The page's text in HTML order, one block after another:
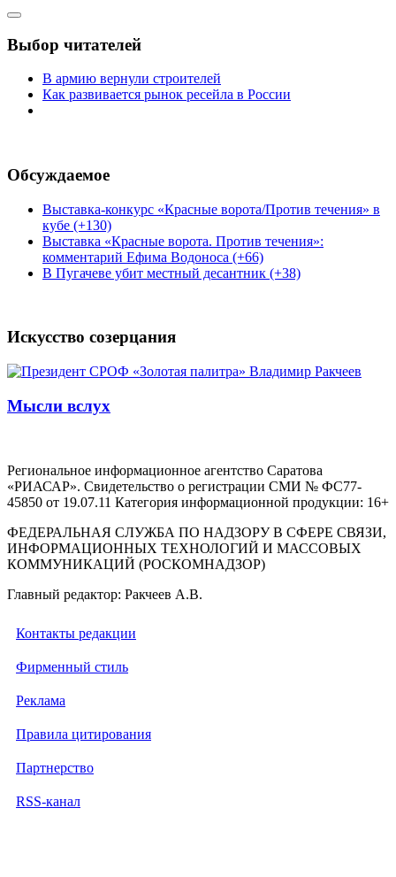
Выбор читателей
В армию вернули строителей
Как развивается рынок ресейла в России
Обсуждаемое
Выставка-конкурс «Красные ворота/Против течения» в
кубе (+130)
Выставка «Красные ворота. Против течения»:
комментарий Ефима Водоноса (+66)
В Пугачеве убит местный десантник (+38)
Искусство созерцания
Мысли вслух
Региональное информационное агентство Саратова
«РИАСАР». Свидетельство о регистрации СМИ № ФС77-
45850 от 19.07.11 Категория информационной продукции: 16+
ФЕДЕРАЛЬНАЯ СЛУЖБА ПО НАДЗОРУ В СФЕРЕ СВЯЗИ,
ИНФОРМАЦИОННЫХ ТЕХНОЛОГИЙ И МАССОВЫХ
КОММУНИКАЦИЙ (РОСКОМНАДЗОР)
Главный редактор: Ракчеев А.В.
Контакты редакции
Фирменный стиль
Реклама
Правила цитирования
Партнерство
RSS-канал